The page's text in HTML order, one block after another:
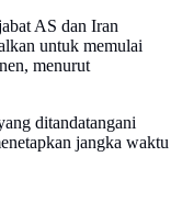
AS dan Iran
untuk memulai
menurut
ditandatangani
jangka waktu